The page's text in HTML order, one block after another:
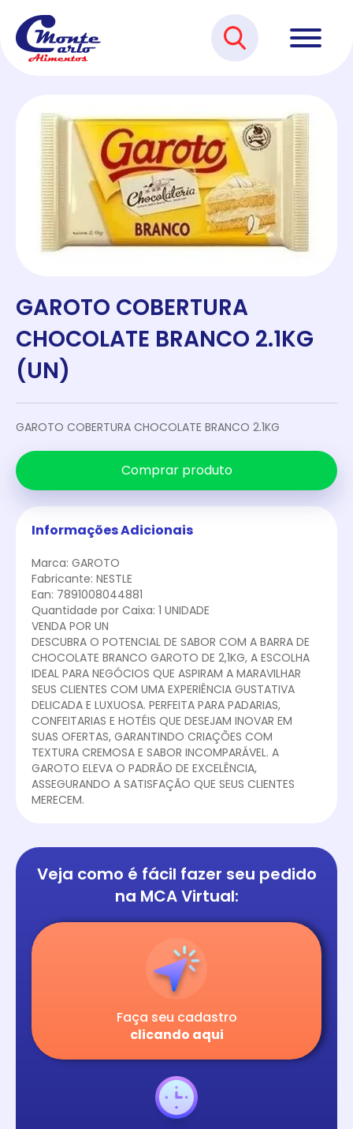
GAROTO COBERTURA
CHOCOLATE BRANCO 2.1KG
(UN)
GAROTO COBERTURA CHOCOLATE BRANCO 2.1KG
Comprar produto
Informações Adicionais
Marca: GAROTO
Fabricante: NESTLE
Ean: 7891008044881
Quantidade por Caixa: 1 UNIDADE
VENDA POR UN
DESCUBRA O POTENCIAL DE SABOR COM A BARRA DE
CHOCOLATE BRANCO GAROTO DE 2,1KG, A ESCOLHA
IDEAL PARA NEGÓCIOS QUE ASPIRAM A MARAVILHAR
SEUS CLIENTES COM UMA EXPERIÊNCIA GUSTATIVA
DELICADA E LUXUOSA. PERFEITA PARA PADARIAS,
CONFEITARIAS E HOTÉIS QUE DESEJAM INOVAR EM
SUAS OFERTAS, GARANTINDO CRIAÇÕES COM
TEXTURA CREMOSA E SABOR INCOMPARÁVEL. A
GAROTO ELEVA O PADRÃO DE EXCELÊNCIA,
ASSEGURANDO A SATISFAÇÃO QUE SEUS CLIENTES
MERECEM.
Veja como é fácil fazer seu pedido
na MCA Virtual:
Faça seu cadastro
clicando aqui